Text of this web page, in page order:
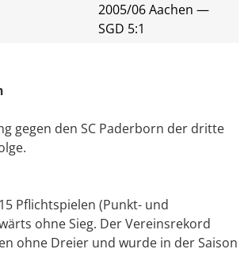
2005/06 Aachen —
SGD 5:1
gegen den SC Paderborn der dritte
Pflichtspielen (Punkt- und
ohne Sieg. Der Vereinsrekord
ohne Dreier und wurde in der Saison